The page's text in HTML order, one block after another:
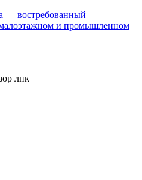
— востребованный
и промышленном
лпк